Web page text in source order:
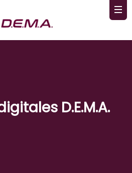
D.E.M.A.